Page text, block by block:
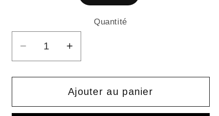
Quantité
Quantité
Réduire
la
quantité
ADVENTURER
Augmenter
la
quantité
de
ADVENTURER
Ajouter au panier